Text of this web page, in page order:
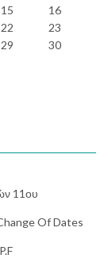
15
16
22
23
29
30
11ου
Of Dates